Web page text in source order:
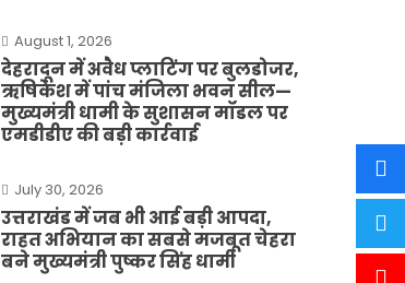
August 1, 2026
देहरादून में अवैध प्लाटिंग पर बुलडोजर,
ऋषिकेश में पांच मंजिला भवन सील—
मुख्यमंत्री धामी के सुशासन मॉडल पर
एमडीडीए की बड़ी कार्रवाई
July 30, 2026
उत्तराखंड में जब भी आई बड़ी आपदा,
राहत अभियान का सबसे मजबूत चेहरा
बने मुख्यमंत्री पुष्कर सिंह धामी